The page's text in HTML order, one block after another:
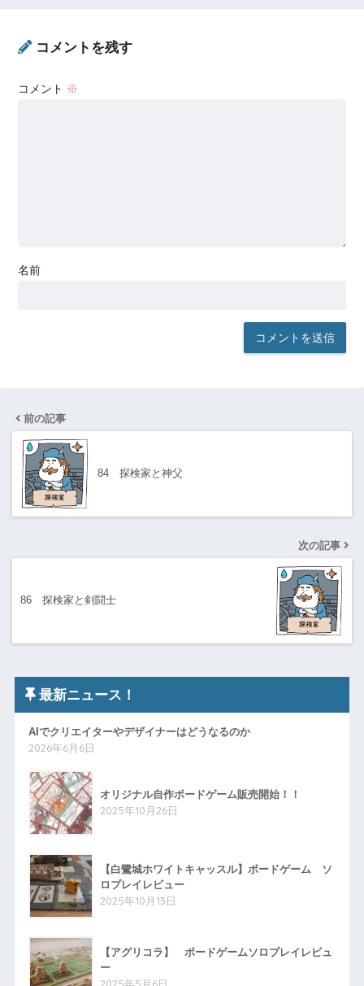
コメントを残す
コメント ※
名前
前の記事
84 探検家と神父
次の記事
86 探検家と剣闘士
最新ニュース！
AIでクリエイターやデザイナーはどうなるのか
2026年6月6日
オリジナル自作ボードゲーム販売開始！！
2025年10月26日
【白鷺城ホワイトキャッスル】ボードゲーム ソ
ロプレイレビュー
2025年10月13日
【アグリコラ】 ボードゲームソロプレイレビュ
ー